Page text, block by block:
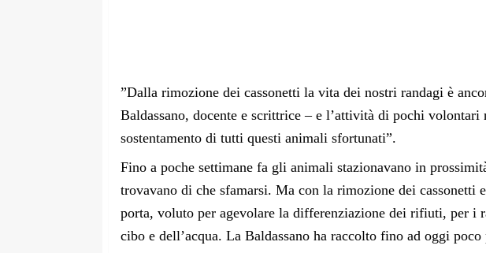
”Dalla rimozione dei cassonetti la vita dei nostri randagi è
Baldassano, docente e scrittrice – e l’attività di pochi
sostentamento di tutti questi animali sfortunati”.
Fino a poche settimane fa gli animali stazionavano in
trovavano di che sfamarsi. Ma con la rimozione dei cassonetti
porta, voluto per agevolare la differenziazione dei rifiuti, per i
cibo e dell’acqua. La Baldassano ha raccolto fino ad oggi